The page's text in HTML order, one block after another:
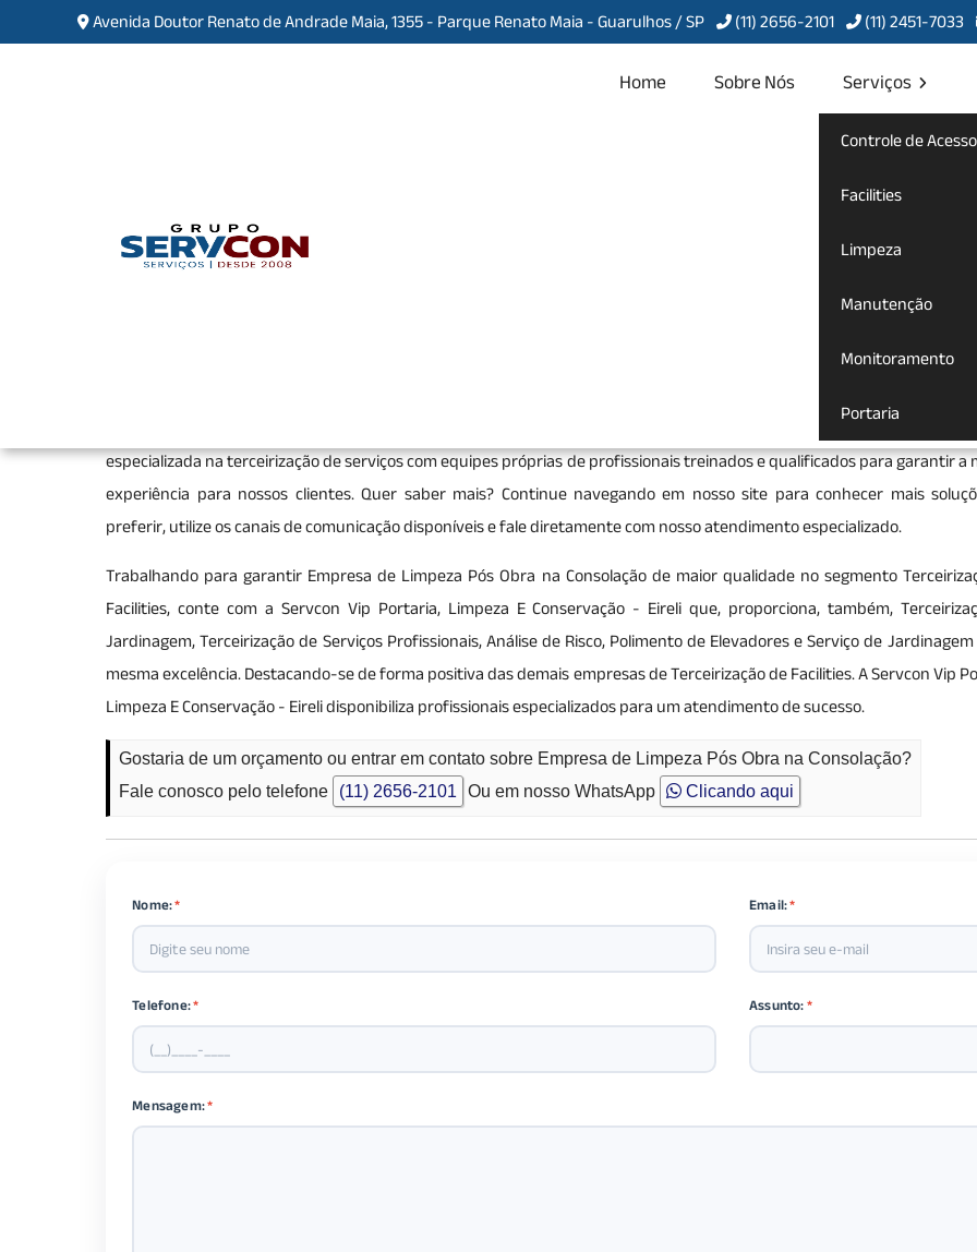
Avenida Doutor Renato de Andrade Maia, 1355 - Parque Renato Maia - Guarulhos / SP (11) 2656-2101 (11) 2451-7033
Home Sobre Nós Serviços
Controle de Acesso
Facilities
Limpeza
Manutenção
Monitoramento
Portaria
Consolação
total segurança, encontrou o lugar certo. Seja bem-vindo a Servcon Portaria, Limpeza e Conservação, uma
especializada na terceirização de serviços com equipes próprias de profissionais treinados e qualificados para garantir a
experiência para nossos clientes. Quer saber mais? Continue navegando em nosso site para conhecer mais
preferir, utilize os canais de comunicação disponíveis e fale diretamente com nosso atendimento especializado.
Trabalhando para garantir Empresa de Limpeza Pós Obra na Consolação de maior qualidade no segmento
Facilities, conte com a Servcon Vip Portaria, Limpeza E Conservação - Eireli que, proporciona, também,
Jardinagem, Terceirização de Serviços Profissionais, Análise de Risco, Polimento de Elevadores e Serviço de
mesma excelência. Destacando-se de forma positiva das demais empresas de Terceirização de Facilities. A Servcon Vip
Limpeza E Conservação - Eireli disponibiliza profissionais especializados para um atendimento de sucesso.
Gostaria de um orçamento ou entrar em contato sobre Empresa de Limpeza Pós Obra na Consolação?
Fale conosco pelo telefone
(11) 2656-2101 Ou em nosso WhatsApp Clicando aqui
Nome:* Email:*
Telefone:* Assunto:*
Mensagem:*